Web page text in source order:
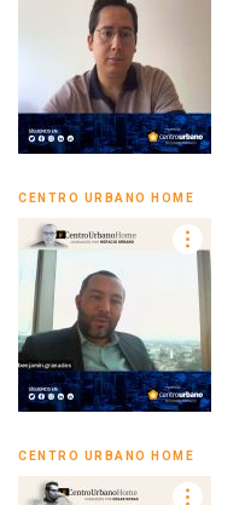
CENTRO URBANO HOME
CENTRO URBANO HOME